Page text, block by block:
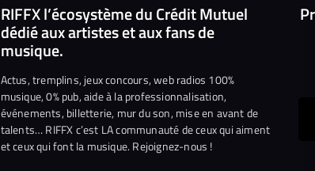
RIFFX l’écosystème du Crédit Mutuel
dédié aux artistes et aux fans de
musique.
Actus, tremplins, jeux concours, web radios 100%
musique, 0% pub, aide à la professionnalisation,
événements, billetterie, mur du son, mise en avant de
talents… RIFFX c’est LA communauté de ceux qui aiment
et ceux qui font la musique. Rejoignez-nous !